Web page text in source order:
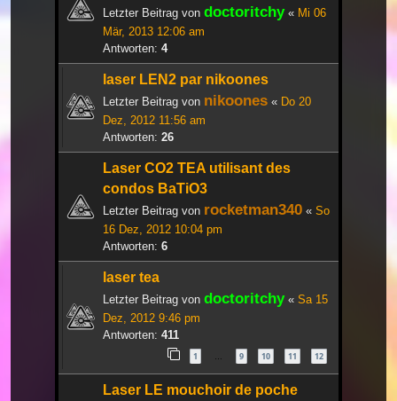
Letzter Beitrag von doctoritchy« Mi 06
Mär, 2013 12:06 am
Antworten: 4
laser LEN2 par nikoones
Letzter Beitrag von nikoones « Do 20
Dez, 2012 11:56 am
Antworten: 26
Laser CO2 TEA utilisant des
condos BaTiO3
Letzter Beitrag von rocketman340 « So
16 Dez, 2012 10:04 pm
Antworten: 6
laser tea
Letzter Beitrag von doctoritchy« Sa 15
Dez, 2012 9:46 pm
Antworten: 411
1 … 9 10 11 12
Laser LE mouchoir de poche